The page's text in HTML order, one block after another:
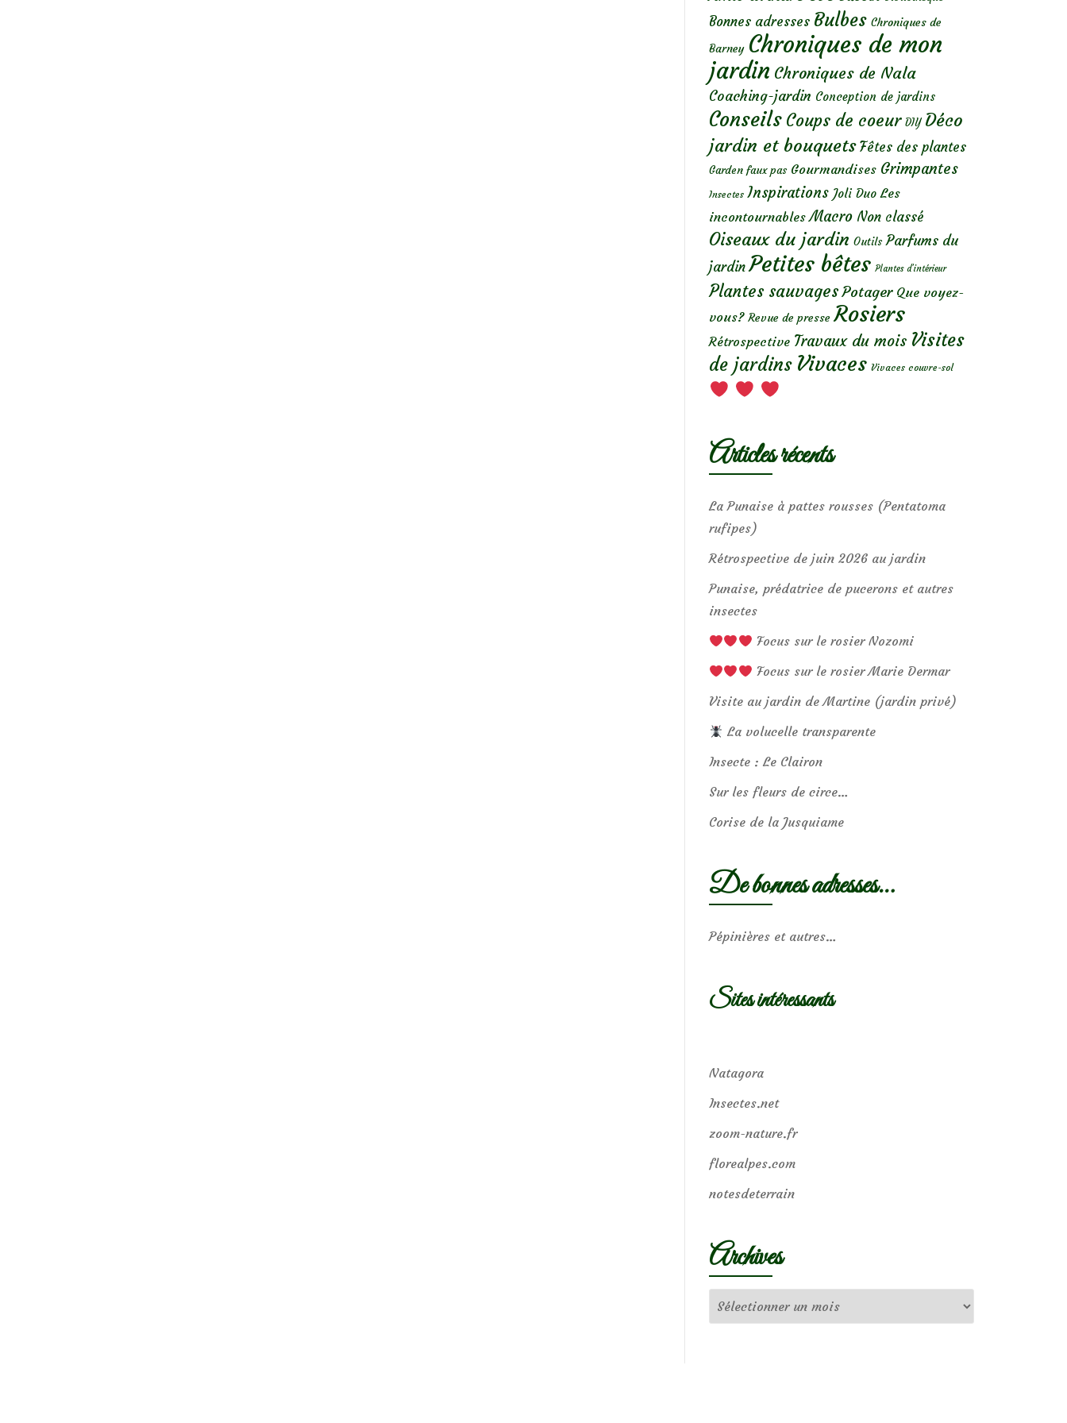
Bonnes adresses Bulbes Chroniques de
Barney Chroniques de mon
jardin Chroniques de Nala
Coaching-jardin Conception de jardins
Conseils Coups de coeur DIY Déco
jardin et bouquets Fêtes des plantes
Garden faux pas Gourmandises Grimpantes
Insectes Inspirations Joli Duo Les
incontournables Macro Non classé
Oiseaux du jardin Outils Parfums du
jardin Petites bêtes Plantes d’intérieur
Plantes sauvages Potager Que voyez-
vous? Revue de presse Rosiers
Rétrospective Travaux du mois Visites
de jardins Vivaces Vivaces couvre-sol
Articles récents
La Punaise à pattes rousses (Pentatoma
rufipes)
Rétrospective de juin 2026 au jardin
Punaise, prédatrice de pucerons et autres
insectes
Focus sur le rosier Nozomi
Focus sur le rosier Marie Dermar
Visite au jardin de Martine (jardin privé)
La volucelle transparente
Insecte : Le Clairon
Sur les fleurs de circe…
Corise de la Jusquiame
De bonnes adresses…
Pépinières et autres…
Sites intéressants
Natagora
Insectes.net
zoom-nature.fr
florealpes.com
notesdeterrain
Archives
Archives